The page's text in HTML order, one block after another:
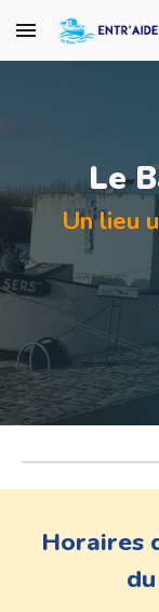
Skip to main
Le
Un lieu
Horaires